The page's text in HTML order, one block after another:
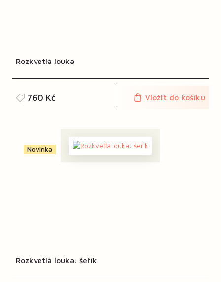
Rozkvetlá louka
760 Kč Vložit do košíku
Novinka
Rozkvetlá louka: šeřík